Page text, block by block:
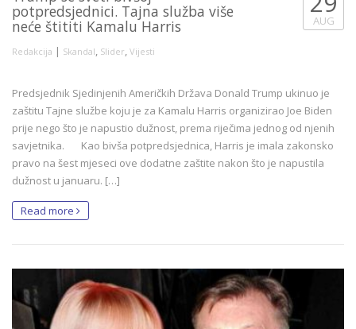
potpredsjednici. Tajna služba više
neće štititi Kamalu Harris
Redakcija | Skandal Slider Vijesti
AUG
Predsjednik Sjedinjenih Američkih Država Donald Trump ukinuo je
zaštitu Tajne službe koju je za Kamalu Harris organizirao Joe Biden
prije nego što je napustio dužnost, prema riječima jednog od njenih
savjetnika. Kao bivša potpredsjednica, Harris je imala zakonsko
pravo na šest mjeseci ove dodatne zaštite nakon što je napustila
dužnost u januaru. […]
Read more